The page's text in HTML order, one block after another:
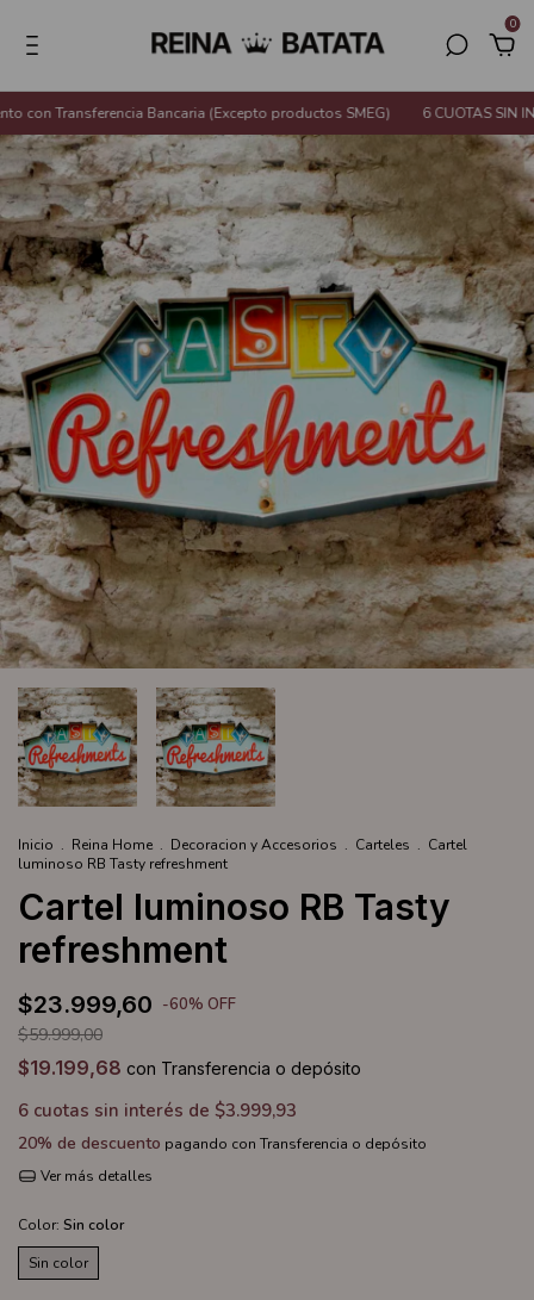
0
con Transferencia Bancaria (Excepto productos SMEG) 6 CUOTAS SIN
Inicio . Reina Home . Decoracion y Accesorios . Carteles . Cartel
luminoso RB Tasty refreshment
Cartel luminoso RB Tasty
refreshment
$23.999,60 -60% OFF
$59.999,00
$19.199,68 con Transferencia o depósito
6 cuotas sin interés de $3.999,93
20% de descuento pagando con Transferencia o depósito
Ver más detalles
Color: Sin color
Sin color